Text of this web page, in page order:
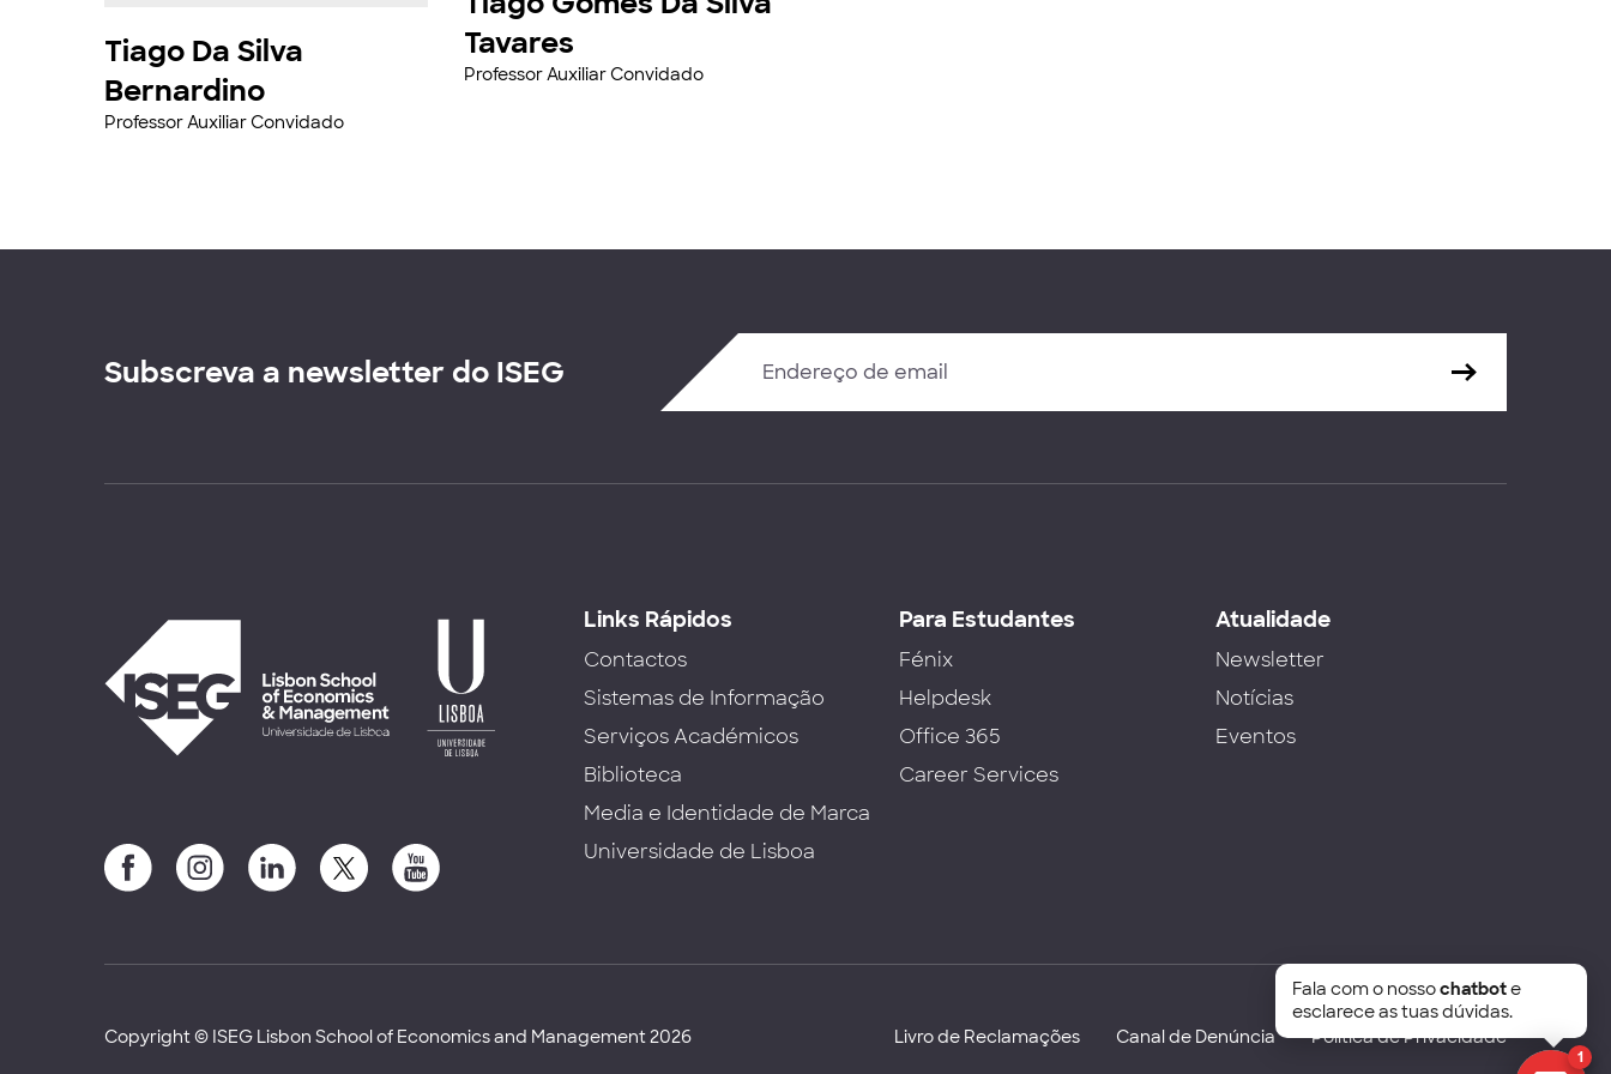
Tiago Da Silva
Bernardino
Professor Auxiliar Convidado
Tavares
Professor Auxiliar Convidado
Subscreva a newsletter do ISEG
Links Rápidos
Contactos
Sistemas de Informação
Serviços Académicos
Biblioteca
Media e Identidade de Marca
Universidade de Lisboa
Para Estudantes
Fénix
Helpdesk
Office 365
Career Services
Atualidade
Newsletter
Notícias
Eventos
Copyright © ISEG Lisbon School of Economics and Management 2026 Livro de Reclamações Canal de Denúncia Política de Privacidade
1
Fala com o nossochatbote
esclarece as tuas dúvidas.